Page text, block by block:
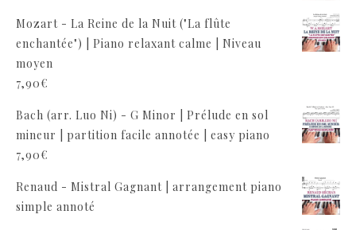
Mozart - La Reine de la Nuit ("La flûte
enchantée") | Piano relaxant calme | Niveau
moyen
7,90€
Bach (arr. Luo Ni) - G Minor | Prélude en sol
mineur | partition facile annotée | easy piano
7,90€
Renaud - Mistral Gagnant | arrangement piano
simple annoté